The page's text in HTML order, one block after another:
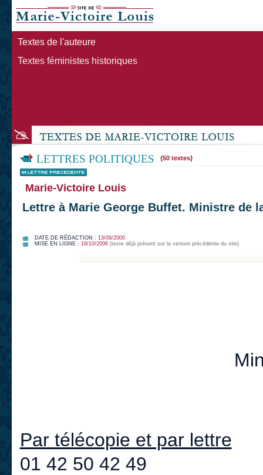
Textes de l'auteure
Textes féministes historiques
LETTRES POLITIQUES {50 textes}
Marie-Victoire Louis
Lettre à Marie George Buffet. Ministre de
DATE DE RÉDACTION : 13/09/2000
MISE EN LIGNE : 18/10/2006(texte déjà présent sur la version précédente du site)
Par télécopie et par lettre
01 42 50 42 49